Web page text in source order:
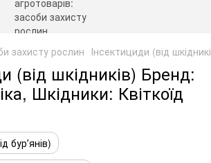
захисту рослин Інсектициди (від
(від шкідників) Бренд:
Шкідники: Квіткоїд
бурʼянів)